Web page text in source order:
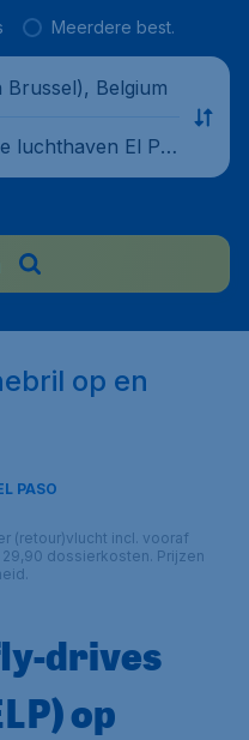
Meerdere best.
Belgium
luchthaven El Pa
op en
PASO
(retour)vlucht incl. vooraf
dossierkosten. Prijzen
drives
op